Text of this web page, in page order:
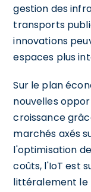
gestion des
transports
innovations
espaces plus
Sur le plan
nouvelles
croissance
marchés axés
l'optimisation
coûts, l'IoT est
littéralement le